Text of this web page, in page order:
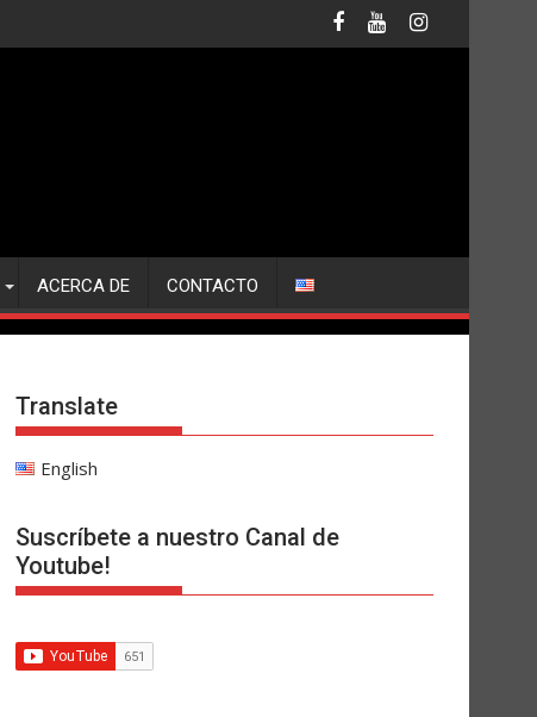
ACERCA DE CONTACTO
Translate
English
Suscríbete a nuestro Canal de
Youtube!